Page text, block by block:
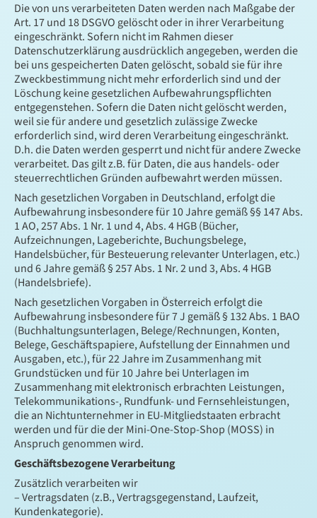
Die von uns verarbeiteten Daten werden nach Maßgabe der
Art. 17 und 18 DSGVO gelöscht oder in ihrer Verarbeitung
eingeschränkt. Sofern nicht im Rahmen dieser
Datenschutzerklärung ausdrücklich angegeben, werden die
bei uns gespeicherten Daten gelöscht, sobald sie für ihre
Zweckbestimmung nicht mehr erforderlich sind und der
Löschung keine gesetzlichen Aufbewahrungspflichten
entgegenstehen. Sofern die Daten nicht gelöscht werden,
weil sie für andere und gesetzlich zulässige Zwecke
erforderlich sind, wird deren Verarbeitung eingeschränkt.
D.h. die Daten werden gesperrt und nicht für andere Zwecke
verarbeitet. Das gilt z.B. für Daten, die aus handels- oder
steuerrechtlichen Gründen aufbewahrt werden müssen.
Nach gesetzlichen Vorgaben in Deutschland, erfolgt die
Aufbewahrung insbesondere für 10 Jahre gemäß §§ 147 Abs.
1 AO, 257 Abs. 1 Nr. 1 und 4, Abs. 4 HGB (Bücher,
Aufzeichnungen, Lageberichte, Buchungsbelege,
Handelsbücher, für Besteuerung relevanter Unterlagen, etc.)
und 6 Jahre gemäß § 257 Abs. 1 Nr. 2 und 3, Abs. 4 HGB
(Handelsbriefe).
Nach gesetzlichen Vorgaben in Österreich erfolgt die
Aufbewahrung insbesondere für 7 J gemäß § 132 Abs. 1 BAO
(Buchhaltungsunterlagen, Belege/Rechnungen, Konten,
Belege, Geschäftspapiere, Aufstellung der Einnahmen und
Ausgaben, etc.), für 22 Jahre im Zusammenhang mit
Grundstücken und für 10 Jahre bei Unterlagen im
Zusammenhang mit elektronisch erbrachten Leistungen,
Telekommunikations-, Rundfunk- und Fernsehleistungen,
die an Nichtunternehmer in EU-Mitgliedstaaten erbracht
werden und für die der Mini-One-Stop-Shop (MOSS) in
Anspruch genommen wird.
Geschäftsbezogene Verarbeitung
Zusätzlich verarbeiten wir
– Vertragsdaten (z.B., Vertragsgegenstand, Laufzeit,
Kundenkategorie).